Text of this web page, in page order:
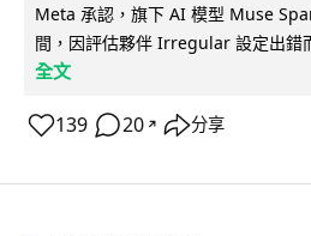
Meta 承認，旗下 AI 模型 Muse
間，因評估夥伴 Irregular 設定出錯
全文
139 20 ↗ 分享